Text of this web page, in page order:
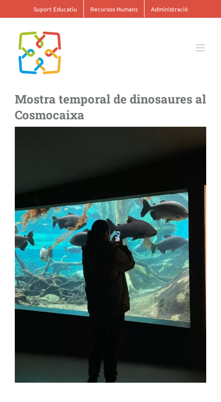
to
Suport Educatiu Recursos Humans Administració
Mostra temporal de dinosaures al
Cosmocaixa